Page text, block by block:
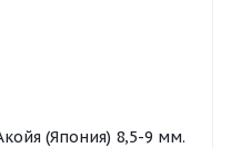
(Япония) 8,5-9 мм.